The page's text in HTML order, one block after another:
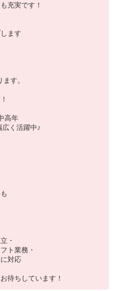
充実です！
ます
す。
高年
く活躍中♪
・
ト業務・
対応
待ちしています！